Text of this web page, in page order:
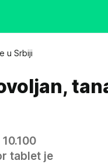
u Srbiji
tablet je